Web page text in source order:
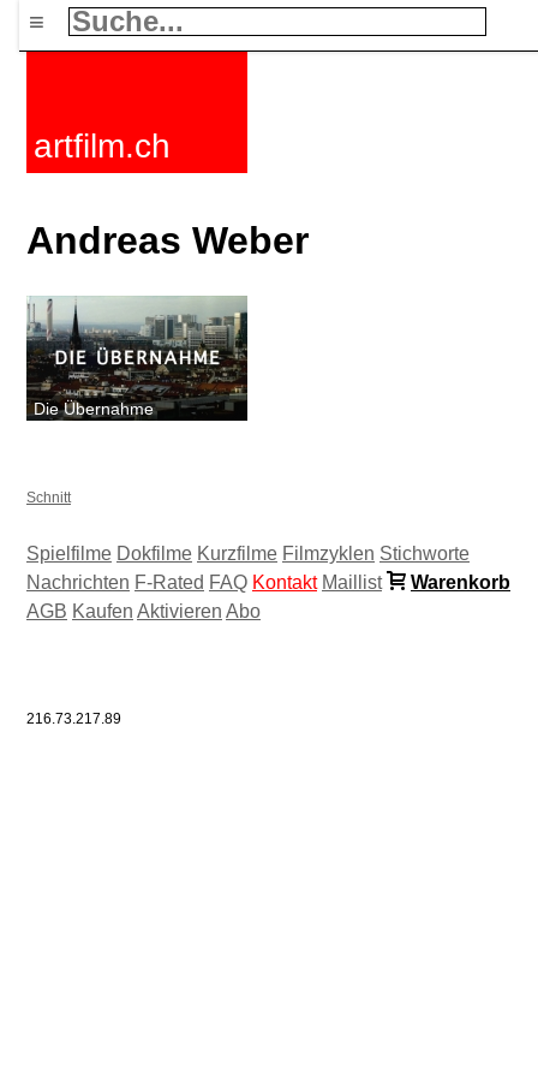
≡
artfilm.ch
Andreas Weber
Die Übernahme
Schnitt
Spielfilme Dokfilme Kurzfilme Filmzyklen Stichworte
Nachrichten F-Rated FAQ Kontakt Maillist
Warenkorb
AGB Kaufen Aktivieren Abo
216.73.217.89